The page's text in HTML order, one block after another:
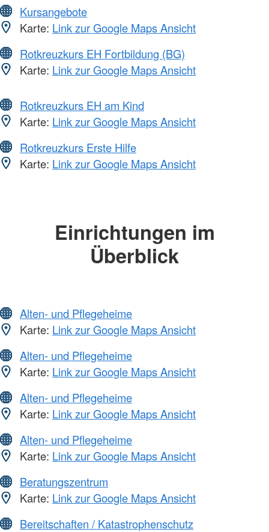
Kursangebote
Karte: Link zur Google Maps Ansicht
Rotkreuzkurs EH Fortbildung (BG)
Karte: Link zur Google Maps Ansicht
Rotkreuzkurs EH am Kind
Karte: Link zur Google Maps Ansicht
Rotkreuzkurs Erste Hilfe
Karte: Link zur Google Maps Ansicht
Einrichtungen im
Überblick
Alten- und Pflegeheime
Karte: Link zur Google Maps Ansicht
Alten- und Pflegeheime
Karte: Link zur Google Maps Ansicht
Alten- und Pflegeheime
Karte: Link zur Google Maps Ansicht
Alten- und Pflegeheime
Karte: Link zur Google Maps Ansicht
Beratungszentrum
Karte: Link zur Google Maps Ansicht
Bereitschaften / Katastrophenschutz